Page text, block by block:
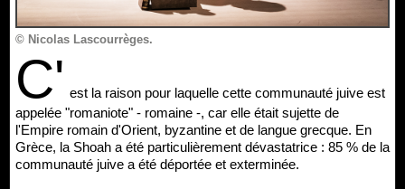
© Nicolas Lascourrèges.
C' est la raison pour laquelle cette communauté juive est
appelée "romaniote" - romaine -, car elle était sujette de
l'Empire romain d'Orient, byzantine et de langue grecque. En
Grèce, la Shoah a été particulièrement dévastatrice : 85 % de la
communauté juive a été déportée et exterminée.